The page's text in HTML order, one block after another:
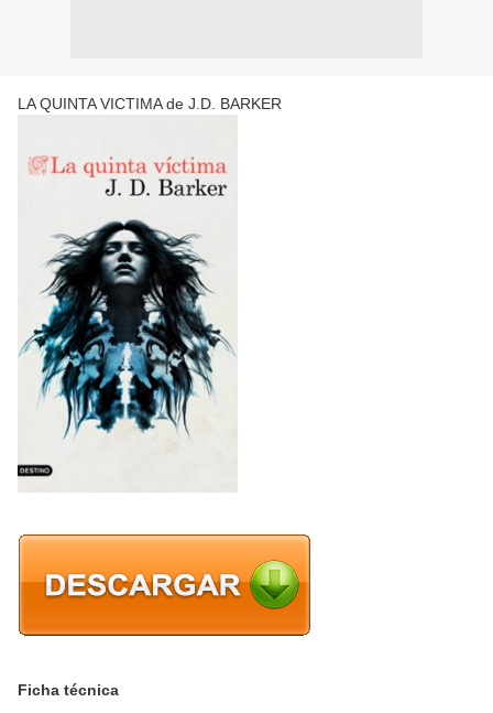
LA QUINTA VICTIMA de J.D. BARKER
Ficha técnica